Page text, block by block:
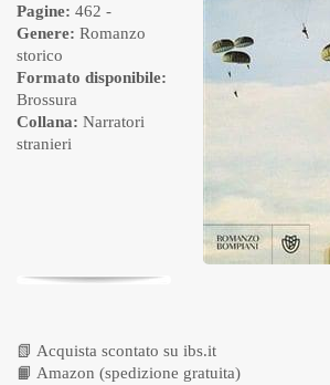
Pagine: 462 -
Genere: Romanzo
storico
Formato disponibile:
Brossura
Collana: Narratori
stranieri
📗 Acquista scontato su ibs.it
📙 Amazon (spedizione gratuita)